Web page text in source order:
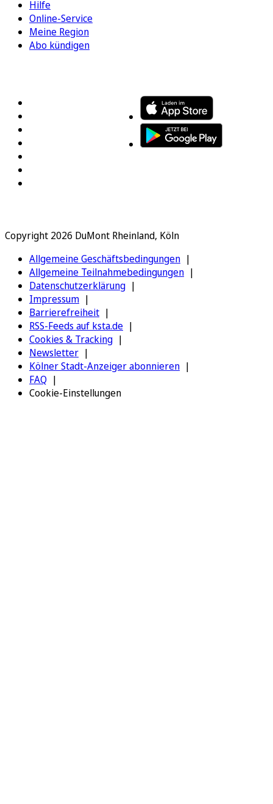
Hilfe
Online-Service
Meine Region
Abo kündigen
Copyright 2026 DuMont Rheinland, Köln
Allgemeine Geschäftsbedingungen
Allgemeine Teilnahmebedingungen
Datenschutzerklärung
Impressum
Barrierefreiheit
RSS-Feeds auf ksta.de
Cookies & Tracking
Newsletter
Kölner Stadt-Anzeiger abonnieren
FAQ
Cookie-Einstellungen